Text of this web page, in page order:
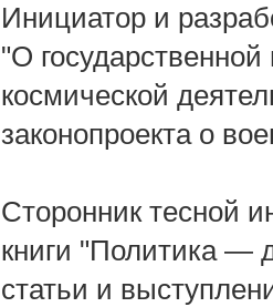
Инициатор и
"О
космической
законопроекта о
Сторонник тесной
книги "Политика —
статьи и